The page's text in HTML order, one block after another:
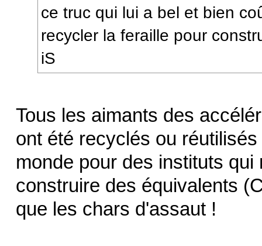
ce truc qui lui a bel et bien
recycler la feraille pour
iS
Tous les aimants des
ont été recyclés ou
monde pour des instituts
construire des équivalents
que les chars d'assaut !